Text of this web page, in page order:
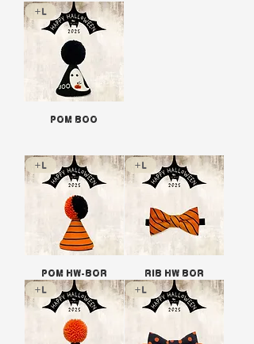
+L
POM BOO
+L
POM HW-BOR
+L
RIB HW BOR
+L +L